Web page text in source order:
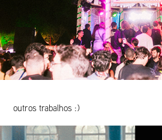
outros trabalhos :)